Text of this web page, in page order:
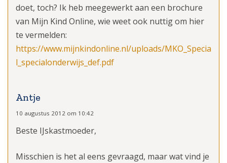
doet, toch? Ik heb meegewerkt aan een brochure
van Mijn Kind Online, wie weet ook nuttig om hier
te vermelden:
https://www.mijnkindonline.nl/uploads/MKO_Specia
l_specialonderwijs_def.pdf
Antje
10 augustus 2012 om 10:42
Beste IJskastmoeder,
Misschien is het al eens gevraagd, maar wat vind je